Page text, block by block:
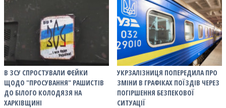
В ЗСУ СПРОСТУВАЛИ ФЕЙКИ
ЩОДО "ПРОСУВАННЯ" РАШИСТІВ
ДО БІЛОГО КОЛОДЯЗЯ НА
ХАРКІВЩИНІ
УКРЗАЛІЗНИЦЯ ПОПЕРЕДИЛА ПРО
ЗМІНИ В ГРАФІКАХ ПОЇЗДІВ ЧЕРЕЗ
ПОГІРШЕННЯ БЕЗПЕКОВОЇ
СИТУАЦІЇ